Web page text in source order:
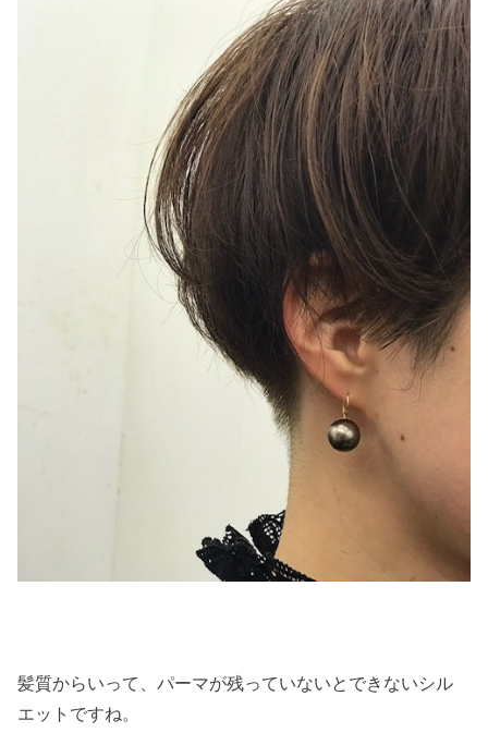
髪質からいって、パーマが残っていないとできないシル
エットですね。